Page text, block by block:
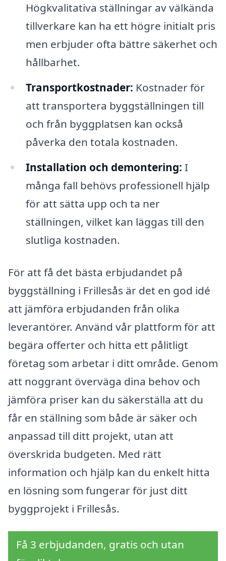
Högkvalitativa ställningar av välkända
tillverkare kan ha ett högre initialt pris
men erbjuder ofta bättre säkerhet och
hållbarhet.
Transportkostnader: Kostnader för
att transportera byggställningen till
och från byggplatsen kan också
påverka den totala kostnaden.
Installation och demontering: I
många fall behövs professionell hjälp
för att sätta upp och ta ner
ställningen, vilket kan läggas till den
slutliga kostnaden.
För att få det bästa erbjudandet på
byggställning i Frillesås är det en god idé
att jämföra erbjudanden från olika
leverantörer. Använd vår plattform för att
begära offerter och hitta ett pålitligt
företag som arbetar i ditt område. Genom
att noggrant överväga dina behov och
jämföra priser kan du säkerställa att du
får en ställning som både är säker och
anpassad till ditt projekt, utan att
överskrida budgeten. Med rätt
information och hjälp kan du enkelt hitta
en lösning som fungerar för just ditt
byggprojekt i Frillesås.
Få 3 erbjudanden, gratis och utan